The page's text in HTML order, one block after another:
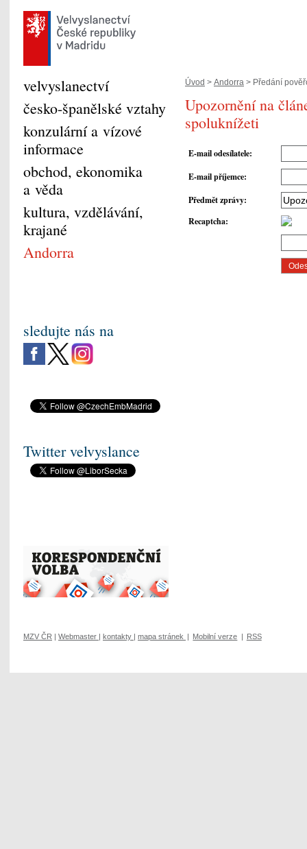
Úvod > Andorra > Předání
Upozornění na
spoluknížeti
E-mail odesílatele:
E-mail příjemce:
Předmět zprávy:
Recaptcha:
velvyslanectví
česko-španělské vztahy
konzulární a vízové
informace
obchod, ekonomika
a věda
kultura, vzdělávání,
krajané
Andorra
sledujte nás na
Twitter velvyslance
MZV ČR Webmaster kontakty mapa stránek Mobilní verze RSS